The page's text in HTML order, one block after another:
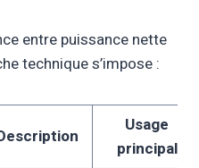
entre puissance nette
technique s’impose :
Usage
principal